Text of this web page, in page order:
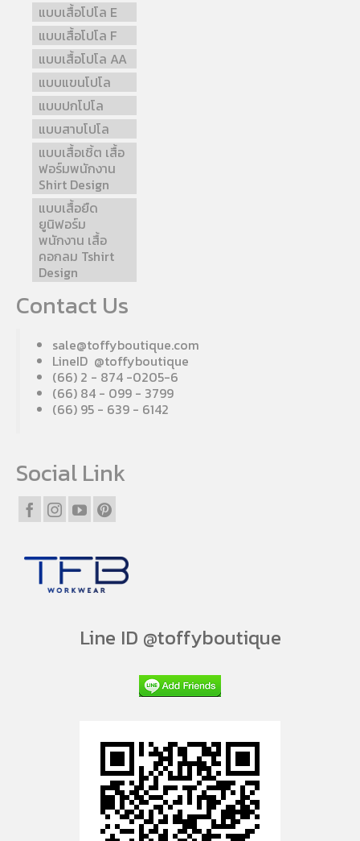
แบบเสื้อโปโล E
แบบเสื้อโปโล F
แบบเสื้อโปโล AA
แบบแขนโปโล
แบบปกโปโล
แบบสาบโปโล
แบบเสื้อเชิ้ต เสื้อ
ฟอร์มพนักงาน
Shirt Design
แบบเสื้อยืด
ยูนิฟอร์ม
พนักงาน เสื้อ
คอกลม Tshirt
Design
Contact Us
sale@toffyboutique.com
LineID @toffyboutique
(66) 2 - 874 -0205-6
(66) 84 - 099 - 3799
(66) 95 - 639 - 6142
Social Link
Line ID @toffyboutique